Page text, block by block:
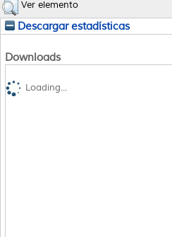
Ver elemento
Descargar estadísticas
Downloads
Loading...